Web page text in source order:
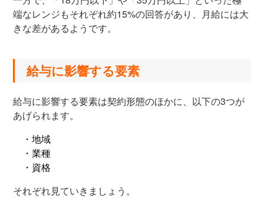
端なレンジもそれぞれ約15%の回答があり、月給には大
きな差があるようです。
給与に影響する要素
給与に影響する要素は契約形態のほかに、以下の3つが
あげられます。
・地域
・業種
・資格
それぞれ見ていきましょう。